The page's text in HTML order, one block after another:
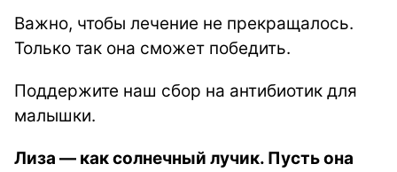
Важно, чтобы лечение не прекращалось.
Только так она сможет победить.
Поддержите наш сбор на антибиотик для
малышки.
Лиза — как солнечный лучик. Пусть она